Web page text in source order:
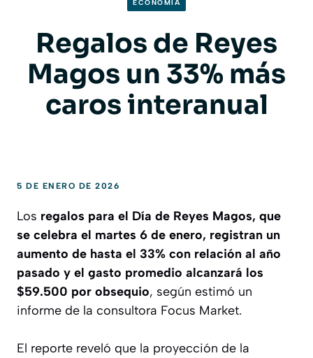
ECONOMIA
Regalos de Reyes
Magos un 33% más
caros interanual
5 DE ENERO DE 2026
Los regalos para el Día de Reyes Magos, que
se celebra el martes 6 de enero, registran un
aumento de hasta el 33% con relación al año
pasado y el gasto promedio alcanzará los
$59.500 por obsequio, según estimó un
informe de la consultora Focus Market.
El reporte reveló que la proyección de la